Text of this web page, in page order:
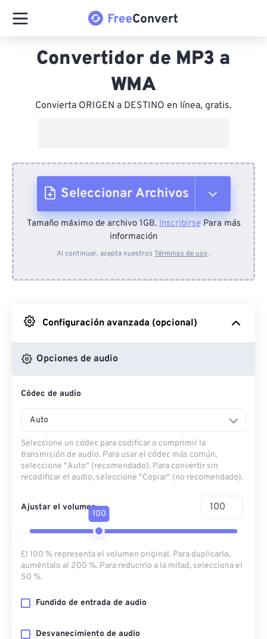
Convertidor de MP3 a
WMA
Convierta ORIGEN a DESTINO en línea, gratis.
Seleccionar Archivos
Desde el dispositivo
Desde Google Drive
Desde OneDrive
Desde URL
Tamaño máximo de archivo 1GB.InscribirsePara más
información
Al continuar, acepta nuestros Términos de uso .
Configuración avanzada (opcional)
Opciones de audio
Códec de audio
Auto
Seleccione un códec para codificar o comprimir la
transmisión de audio. Para usar el códec más común,
seleccione "Auto" (recomendado). Para convertir sin
recodificar el audio, seleccione "Copiar" (no recomendado).
Ajustar el volumen
100
El 100 % representa el volumen original. Para duplicarlo,
auméntalo al 200 %. Para reducirlo a la mitad, selecciona el
50 %.
Fundido de entrada de audio
Desvanecimiento de audio